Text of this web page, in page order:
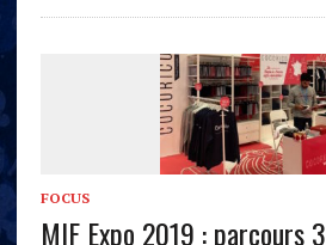
FOCUS
MIF Expo 2019 : parcours 3